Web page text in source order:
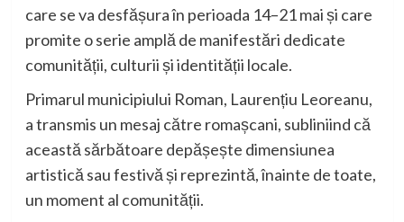
care se va desfășura în perioada 14–21 mai și care
promite o serie amplă de manifestări dedicate
comunității, culturii și identității locale.
Primarul municipiului Roman, Laurențiu Leoreanu,
a transmis un mesaj către romașcani, subliniind că
această sărbătoare depășește dimensiunea
artistică sau festivă și reprezintă, înainte de toate,
un moment al comunității.